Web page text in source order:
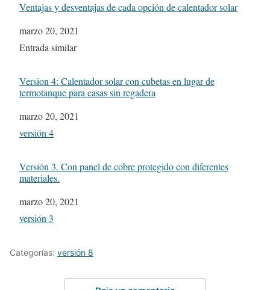
Ventajas y desventajas de cada opción de calentador solar
Fecha
marzo 20, 2021
In relation to
Entrada similar
Version 4: Calentador solar con cubetas en lugar de
termotanque para casas sin regadera
Fecha
marzo 20, 2021
In relation to
versión 4
Versión 3. Con panel de cobre protegido con diferentes
materiales.
Fecha
marzo 20, 2021
In relation to
versión 3
Categorías: versión 8